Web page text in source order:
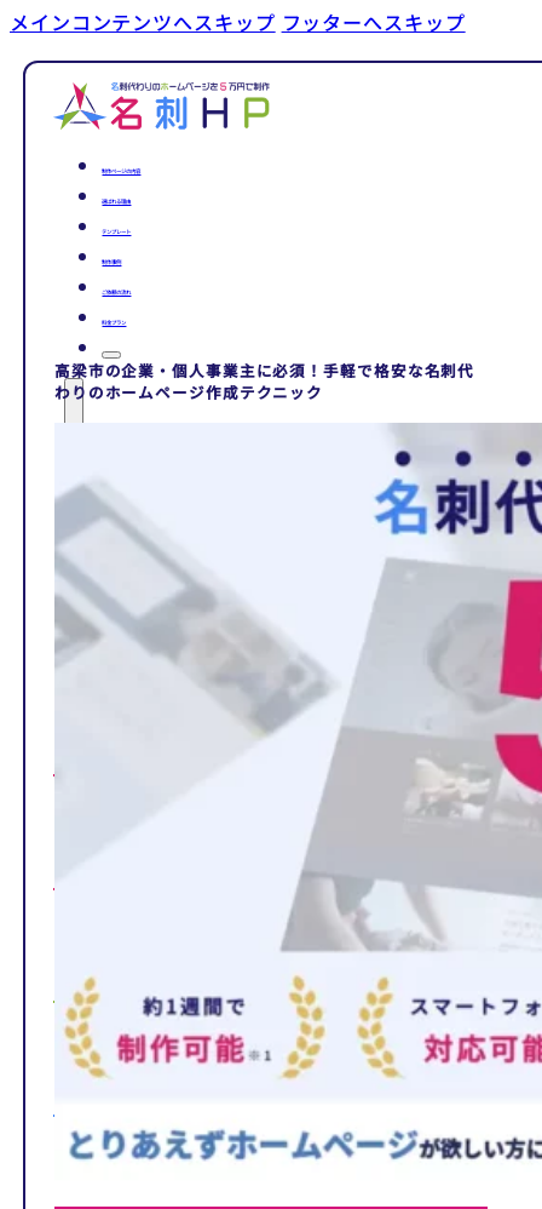
メインコンテンツへスキップ フッターへスキップ
制作ページの内容
選ばれる理由
テンプレート
制作事例
ご依頼の流れ
料金プラン
選ばれる理由
高梁市の企業・個人事業主に必須！手軽で格安な名刺代
わりのホームページ作成テクニック